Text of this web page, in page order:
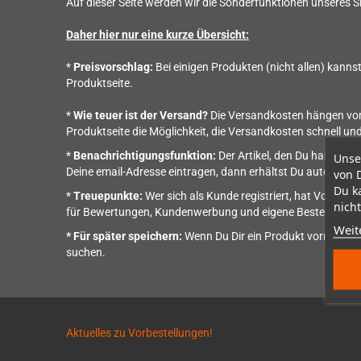
von
Du
Auf dieser Seite werden wir die Sonderfunktionen unseres
Daher hier nur eine kurze Übersicht:
* Preisvorschlag: Bei einigen Produkten (nicht allen)
Produktseite.
*Wie teuer ist der Versand? Die Versandkosten hängen
Produktseite die Möglichkeit, die Versandkosten schnell
* Benachrichtigungsfunktion: Der Artikel, den Du haben
Deine email-Adresse eintragen, dann erhältst Du
*Treuepunkte: Wer sich als Kunde registriert, hat
für Bewertungen, Kundenwerbung und eigene
* Für später speichern: Wenn Du Dir ein Produkt
suchen.
Aktuelles zu Vorbestellungen!